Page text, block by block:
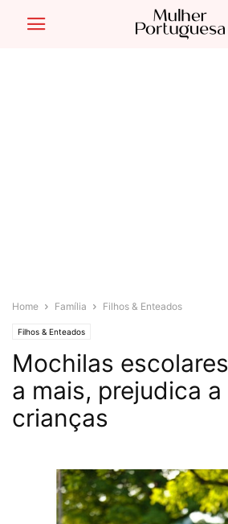
Home Família Filhos & Enteados
Filhos & Enteados
Mochilas
a mais, prejudica
crianças